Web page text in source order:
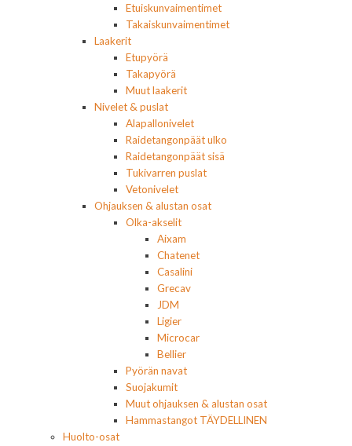
Etuiskunvaimentimet
Takaiskunvaimentimet
Laakerit
Etupyörä
Takapyörä
Muut laakerit
Nivelet & puslat
Alapallonivelet
Raidetangonpäät ulko
Raidetangonpäät sisä
Tukivarren puslat
Vetonivelet
Ohjauksen & alustan osat
Olka-akselit
Aixam
Chatenet
Casalini
Grecav
JDM
Ligier
Microcar
Bellier
Pyörän navat
Suojakumit
Muut ohjauksen & alustan osat
Hammastangot TÄYDELLINEN
Huolto-osat